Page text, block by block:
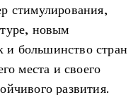
стимулирования,
новым
и большинство стран
места и своего
развития.